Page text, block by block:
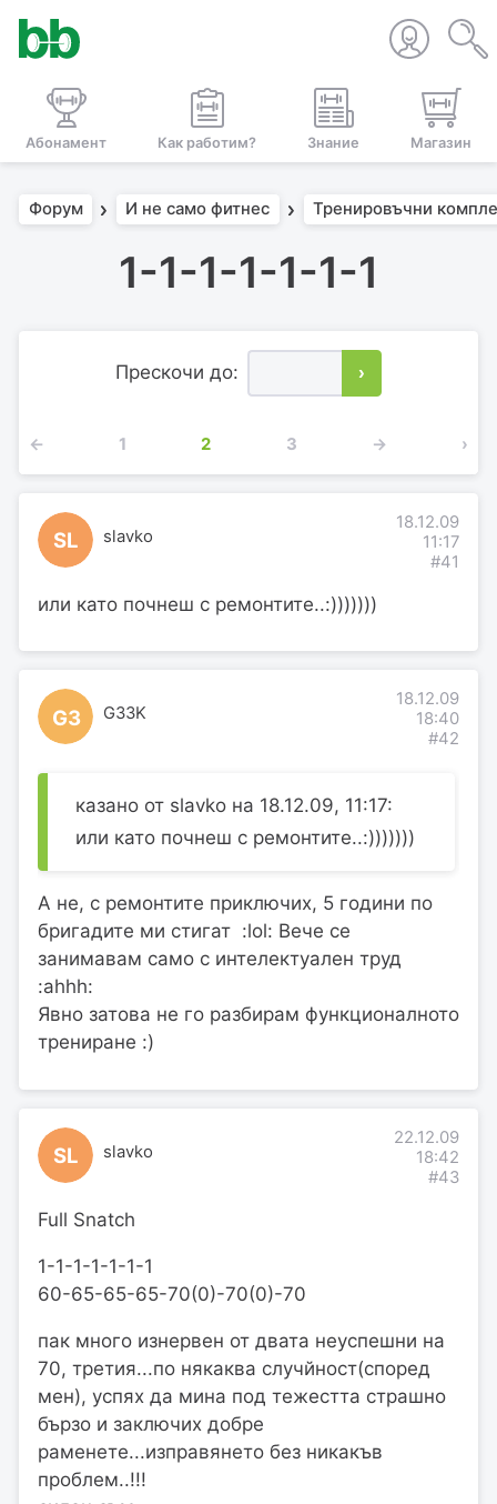
Абонамент Как работим? Знание Магазин
Форум И не само фитнес Тренировъчни
1-1-1-1-1-1-1
Прескочи до: ›
← 1 2 3 → ›
SL slavko
18.12.09
11:17
#41
или като почнеш с ремонтите..:)))))))
G3 G33K
18.12.09
18:40
#42
казано от slavko на 18.12.09, 11:17:
или като почнеш с ремонтите..:)))))))
А не, с ремонтите приключих, 5 години по
бригадите ми стигат :lol: Вече се
занимавам само с интелектуален труд
:ahhh:
Явно затова не го разбирам функционалното
трениране :)
SL slavko
22.12.09
18:42
#43
Full Snatch
1-1-1-1-1-1-1
60-65-65-65-70(0)-70(0)-70
пак много изнервен от двата неуспешни на
70, третия...по някаква случйност(според
мен), успях да мина под тежестта страшно
бързо и заключих добре
раменете...изправянето без никакъв
проблем..!!!